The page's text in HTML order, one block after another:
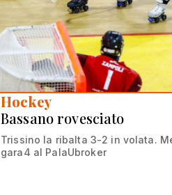
12 giu 2026
Hockey
Bassano rovesciato
Trissino la ribalta 3-2 in volata.
gara4 al PalaUbroker